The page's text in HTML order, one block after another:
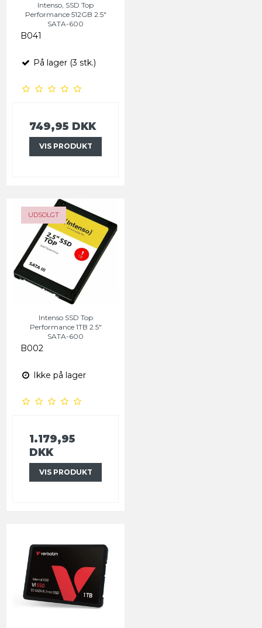
Intenso, SSD Top
Performance 512GB 2.5"
SATA-600
B041
På lager (3 stk.)
749,95 DKK
VIS PRODUKT
UDSOLGT
Intenso SSD Top
Performance 1TB 2.5"
SATA-600
B002
Ikke på lager
1.179,95
DKK
VIS PRODUKT